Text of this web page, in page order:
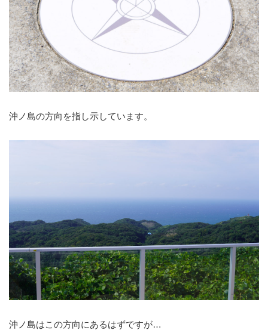
沖ノ島の方向を指し示しています。
沖ノ島はこの方向にあるはずですが…